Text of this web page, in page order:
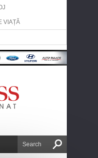
VIAȚĂ